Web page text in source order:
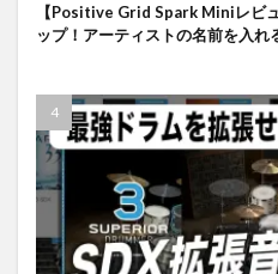
【Positive Grid Spark Miniレビ
ップ！アーティストの名前を入れ